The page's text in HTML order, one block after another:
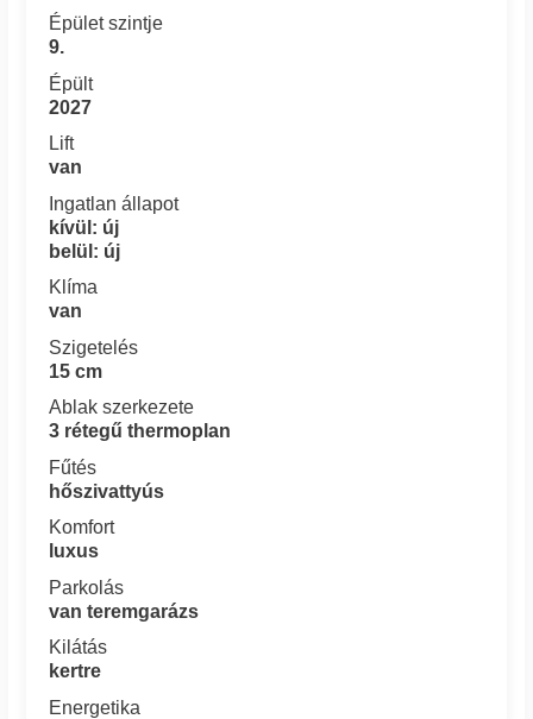
Épület szintje
9.
Épült
2027
Lift
van
Ingatlan állapot
kívül: új
belül: új
Klíma
van
Szigetelés
15 cm
Ablak szerkezete
3 rétegű thermoplan
Fűtés
hőszivattyús
Komfort
luxus
Parkolás
van teremgarázs
Kilátás
kertre
Energetika